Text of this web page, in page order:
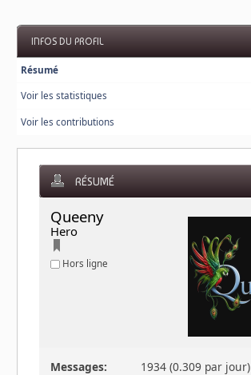
INFOS DU PROFIL
Résumé
Voir les statistiques
Voir les contributions
RÉSUMÉ
Queeny
Hero
Hors ligne
Messages:
1934 (0.309 par jour)